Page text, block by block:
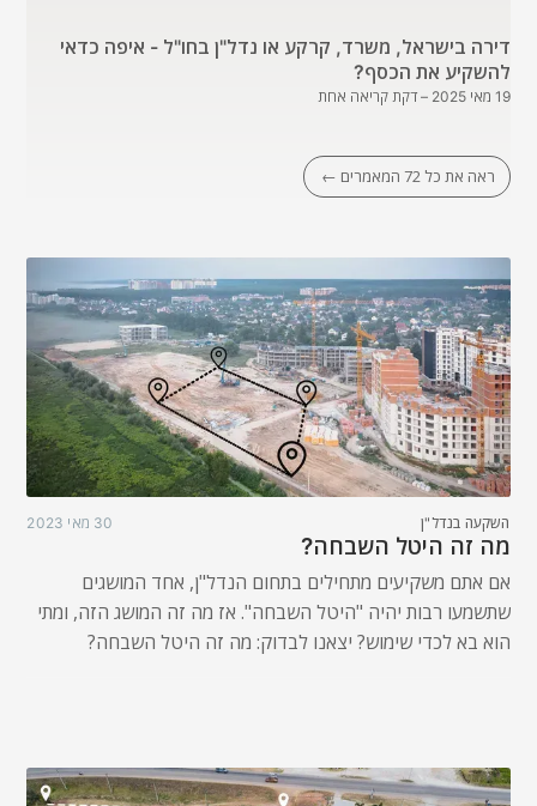
דירה בישראל, משרד, קרקע או נדל"ן בחו"ל - איפה כדאי
להשקיע את הכסף?
19 מאי 2025 – דקת קריאה אחת
ראה את כל 72 המאמרים ←
השקעה בנדל"ן 30 מאי 2023
מה זה היטל השבחה?
אם אתם משקיעים מתחילים בתחום הנדל"ן, אחד המושגים
שתשמעו רבות יהיה "היטל השבחה". אז מה זה המושג הזה, ומתי
הוא בא לכדי שימוש? יצאנו לבדוק: מה זה היטל השבחה?